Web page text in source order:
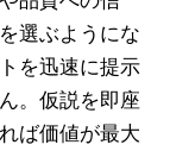
選ぶようにな
を迅速に提示
。仮説を即座
ば価値が最大